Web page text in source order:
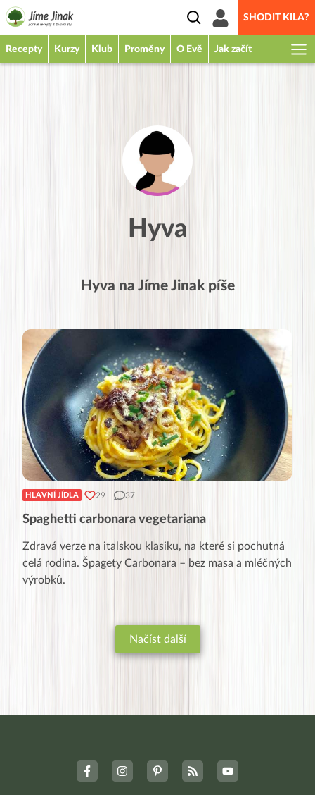
SHODIT KILA?
Recepty Kurzy Klub Proměny O Evě Jak začít
Hyva
Hyva na Jíme Jinak píše
HLAVNÍ JÍDLA 29 37
Spaghetti carbonara vegetariana
Zdravá verze na italskou klasiku, na které si pochutná
celá rodina. Špagety Carbonara – bez masa a mléčných
výrobků.
Načíst další